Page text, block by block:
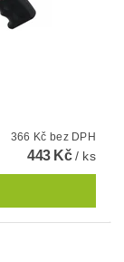
366 Kč bez DPH
443 Kč/ ks